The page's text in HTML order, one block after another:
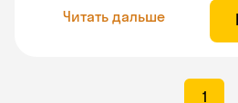
Читать дальше
1